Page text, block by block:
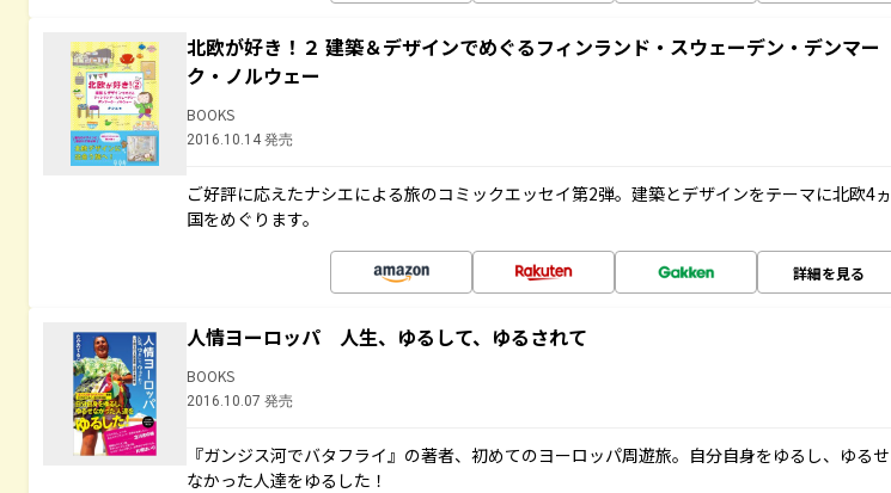
北欧が好き！２ 建築＆デザインでめぐるフィンランド・スウェーデン・デンマー
ク・ノルウェー
BOOKS
2016.10.14 発売
ご好評に応えたナシエによる旅のコミックエッセイ第2弾。建築とデザインをテーマに北欧4ヵ
国をめぐります。
詳細を見る
人情ヨーロッパ 人生、ゆるして、ゆるされて
BOOKS
2016.10.07 発売
『ガンジス河でバタフライ』の著者、初めてのヨーロッパ周遊旅。自分自身をゆるし、ゆるせ
なかった人達をゆるした！